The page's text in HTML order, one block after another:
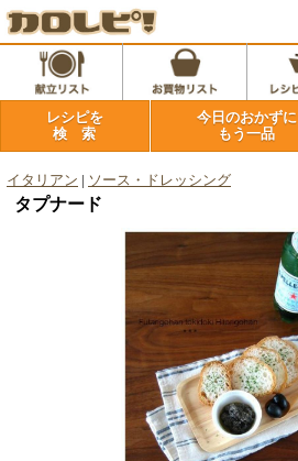
レシピを
検 索
今日のおかずに
もう一品
イタリアン ソース・ドレッシング
タプナード